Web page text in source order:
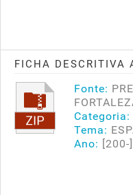
FICHA DESCRITIVA
Fonte:
Categoria:
Tema:
Ano: [200-]